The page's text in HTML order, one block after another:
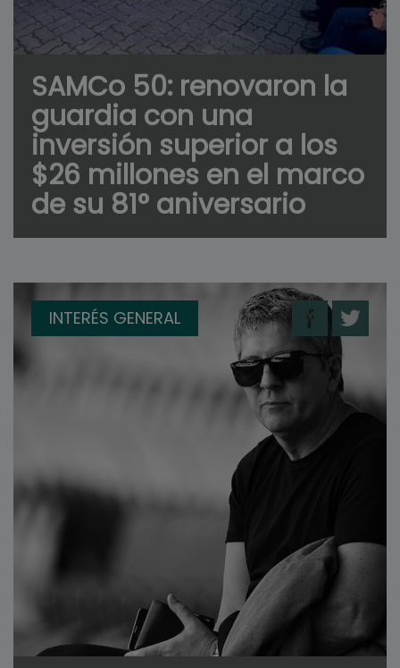
SAMCo 50: renovaron la
guardia con una
inversión superior a los
$26 millones en el marco
de su 81° aniversario
INTERÉS GENERAL